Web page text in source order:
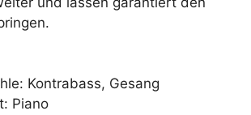
Kontrabass, Gesang
Piano